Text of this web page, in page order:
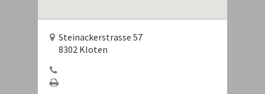
Steinackerstrasse 57
8302 Kloten